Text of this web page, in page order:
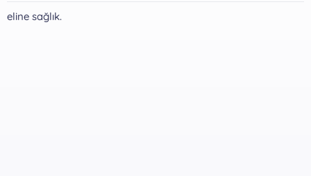
eline sağlık.